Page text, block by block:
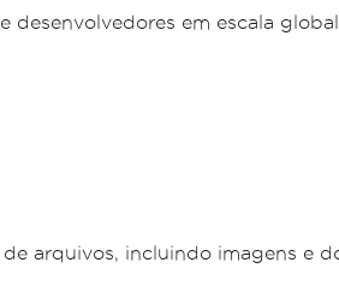
em escala global.
arquivos, incluindo imagens e